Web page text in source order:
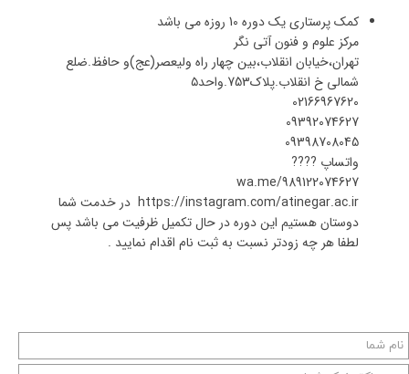
کمک پرستاری یک دوره 10 روزه می باشد
مرکز علوم و فنون آتی نگر
تهران،خیابان انقلاب،بین چهار راه ولیعصر(عج)و حافظ.ضلع
شمالی خ انقلاب.پلاک753.واحد۵
02166967620
09392074627
09398708045
واتساپ ????
wa.me/989122074627
https://instagram.com/atinegar.ac.ir در خدمت شما
دوستان هستیم این دوره در حال تکمیل ظرفیت می باشد پس
لطفا هر چه زودتر نسبت به ثبت نام اقدام نمایید .